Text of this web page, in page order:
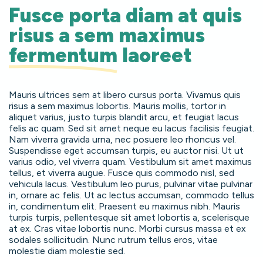
Fusce porta diam at quis
risus a sem maximus
fermentum laoreet
Mauris ultrices sem at libero cursus porta. Vivamus quis
risus a sem maximus lobortis. Mauris mollis, tortor in
aliquet varius, justo turpis blandit arcu, et feugiat lacus
felis ac quam. Sed sit amet neque eu lacus facilisis feugiat.
Nam viverra gravida urna, nec posuere leo rhoncus vel.
Suspendisse eget accumsan turpis, eu auctor nisi. Ut ut
varius odio, vel viverra quam. Vestibulum sit amet maximus
tellus, et viverra augue. Fusce quis commodo nisl, sed
vehicula lacus. Vestibulum leo purus, pulvinar vitae pulvinar
in, ornare ac felis. Ut ac lectus accumsan, commodo tellus
in, condimentum elit. Praesent eu maximus nibh. Mauris
turpis turpis, pellentesque sit amet lobortis a, scelerisque
at ex. Cras vitae lobortis nunc. Morbi cursus massa et ex
sodales sollicitudin. Nunc rutrum tellus eros, vitae
molestie diam molestie sed.